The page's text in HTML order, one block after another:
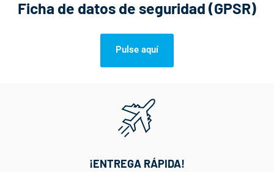
Ficha de datos de seguridad (GPSR)
Pulse aquí
¡ENTREGA RÁPIDA!